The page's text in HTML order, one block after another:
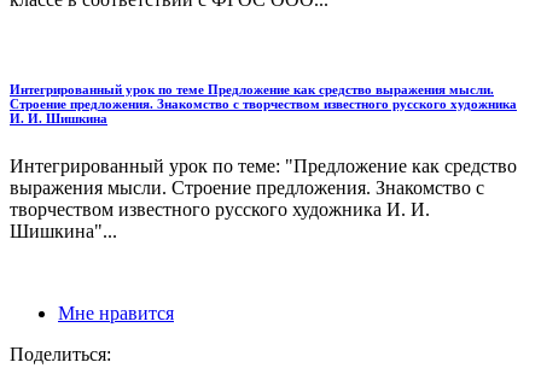
Интегрированный урок по теме Предложение как средство выражения мысли.
Строение предложения. Знакомство с творчеством известного русского художника
И. И. Шишкина
Интегрированный урок по теме: "Предложение как средство
выражения мысли. Строение предложения. Знакомство с
творчеством известного русского художника И. И.
Шишкина"...
Мне нравится
Поделиться: